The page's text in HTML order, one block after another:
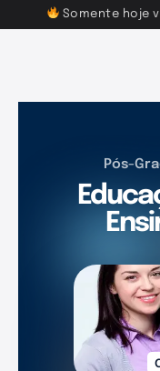
Somente hoje
Pós-